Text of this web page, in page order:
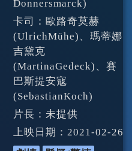
Donnersmarck)
卡司：歐路奇莫赫
(UlrichMühe)、瑪蒂娜
吉黛克
(MartinaGedeck)、賽
巴斯提安寇
(SebastianKoch)
片長：未提供
上映日期：2021-02-26